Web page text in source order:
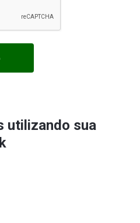
utilizando sua